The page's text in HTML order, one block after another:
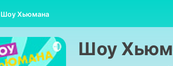
Шоу Хьюмана
Шоу